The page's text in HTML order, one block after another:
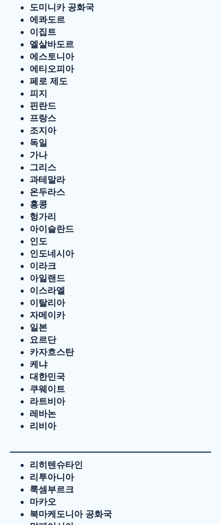
도미니카 공화국
에콰도르
이집트
엘살바도르
에스토니아
에티오피아
페로 제도
피지
핀란드
프랑스
조지아
독일
가나
그리스
과테말라
온두라스
홍콩
헝가리
아이슬란드
인도
인도네시아
이라크
아일랜드
이스라엘
이탈리아
자메이카
일본
요르단
카자흐스탄
케냐
대한민국
쿠웨이트
라트비아
레바논
리비아
리히텐슈타인
리투아니아
룩셈부르크
마카오
북마케도니아 공화국